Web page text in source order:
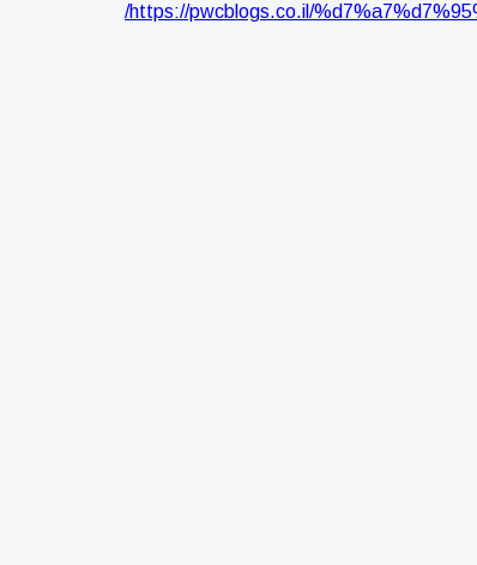
https://pwcblogs.co.il/